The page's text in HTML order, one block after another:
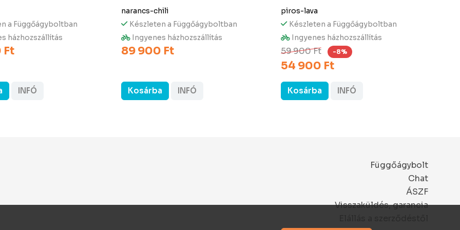
a Függőágyboltban
házhozszállítás
Ft
INFÓ
narancs-chili
Készleten a Függőágyboltban
Ingyenes házhozszállítás
89 900 Ft
Kosárba INFÓ
piros-lava
Készleten a Függőágyboltban
Ingyenes házhozszállítás
59 900 Ft -8%
54 900 Ft
Kosárba INFÓ
Függőágybolt
Chat
ÁSZF
Visszaküldés, garancia